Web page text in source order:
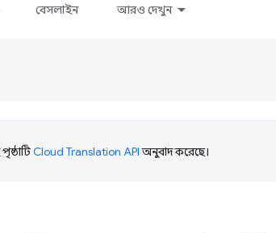
বেসলাইন আরও দেখুন
Cloud Translation APIঅনুবাদ করেছে।